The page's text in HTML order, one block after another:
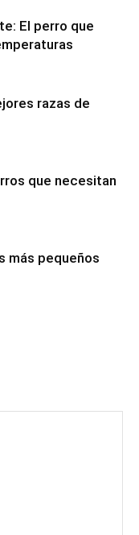
El perro que
razas de
que necesitan
más pequeños